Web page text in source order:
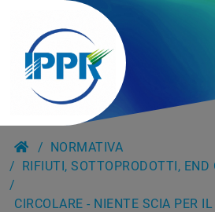
NORMATIVA
RIFIUTI, SOTTOPRODOTTI, END
CIRCOLARE - NIENTE SCIA PER